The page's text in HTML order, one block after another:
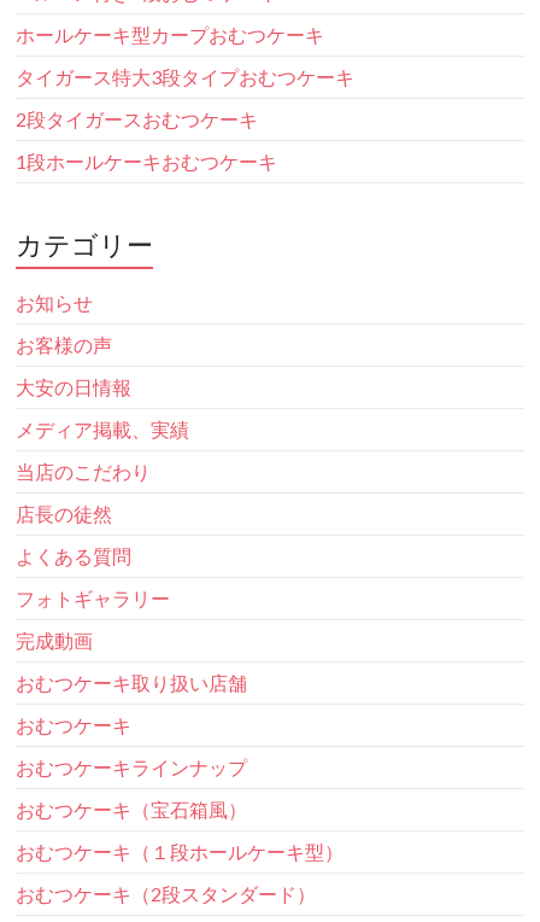
ホールケーキ型カープおむつケーキ
タイガース特大3段タイプおむつケーキ
2段タイガースおむつケーキ
1段ホールケーキおむつケーキ
カテゴリー
お知らせ
お客様の声
大安の日情報
メディア掲載、実績
当店のこだわり
店長の徒然
よくある質問
フォトギャラリー
完成動画
おむつケーキ取り扱い店舗
おむつケーキ
おむつケーキラインナップ
おむつケーキ（宝石箱風）
おむつケーキ（１段ホールケーキ型）
おむつケーキ（2段スタンダード）